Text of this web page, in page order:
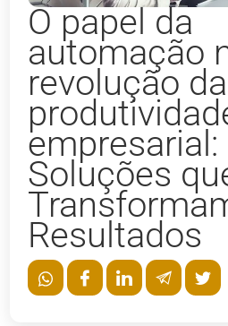
O papel da
automação
revolução da
empresarial:
Soluções
Resultados